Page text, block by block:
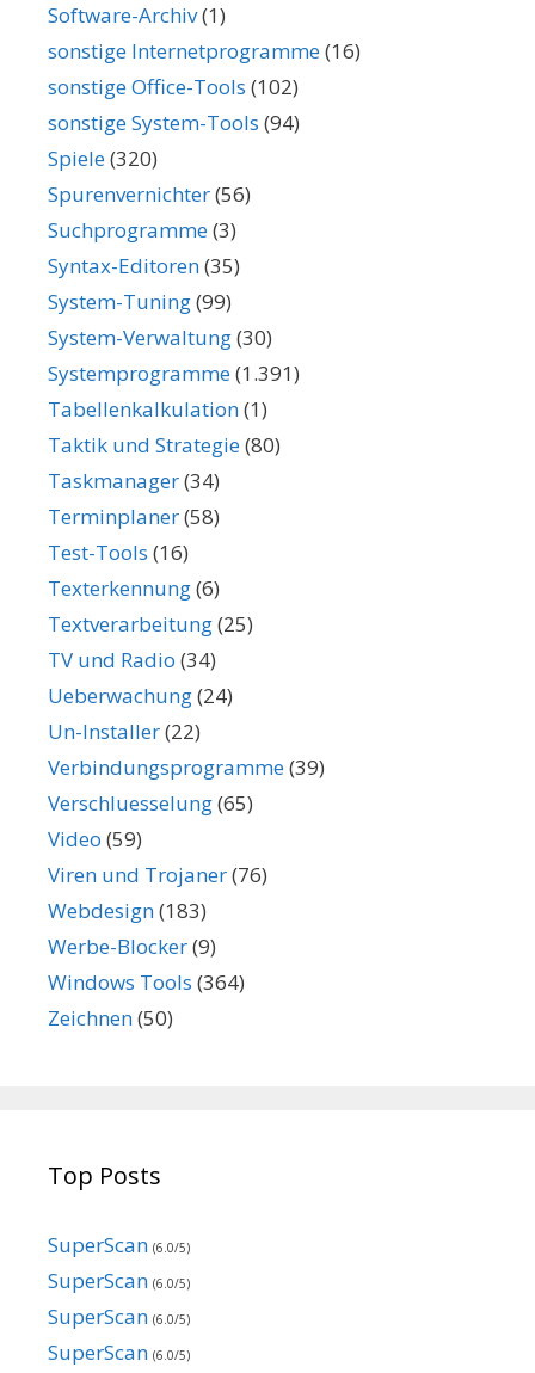
Software-Archiv(1)
sonstige Internetprogramme(16)
sonstige Office-Tools (102)
sonstige System-Tools (94)
Spiele(320)
Spurenvernichter(56)
Suchprogramme(3)
Syntax-Editoren(35)
System-Tuning(99)
System-Verwaltung(30)
Systemprogramme(1.391)
Tabellenkalkulation(1)
Taktik und Strategie(80)
Taskmanager(34)
Terminplaner(58)
Test-Tools (16)
Texterkennung(6)
Textverarbeitung(25)
TV und Radio (34)
Ueberwachung(24)
Un-Installer(22)
Verbindungsprogramme(39)
Verschluesselung(65)
Video (59)
Viren und Trojaner(76)
Webdesign(183)
Werbe-Blocker(9)
Windows Tools (364)
Zeichnen(50)
Top Posts
SuperScan (6.0/5)
SuperScan (6.0/5)
SuperScan (6.0/5)
SuperScan (6.0/5)